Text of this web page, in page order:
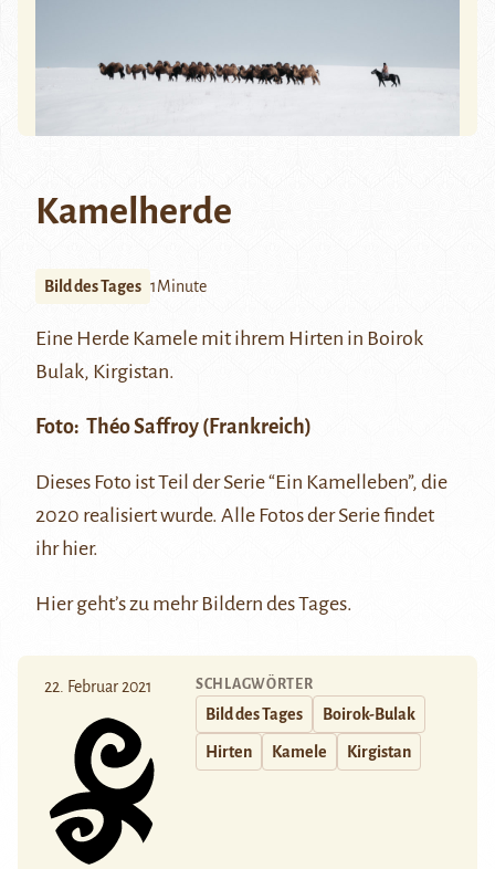
Kamelherde
Bild des Tages 1Minute
Eine Herde Kamele mit ihrem Hirten in Boirok
Bulak, Kirgistan.
Foto: Théo Saffroy (Frankreich)
Dieses Foto ist Teil der Serie “Ein Kamelleben”, die
2020 realisiert wurde. Alle Fotos der Serie findet
ihr hier.
Hiergeht’s zu mehr Bildern des Tages.
22. Februar 2021 SCHLAGWÖRTER
Bild des Tages Boirok-Bulak
Hirten Kamele Kirgistan